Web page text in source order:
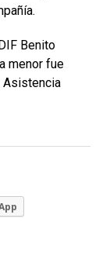
Benito
menor fue
Asistencia